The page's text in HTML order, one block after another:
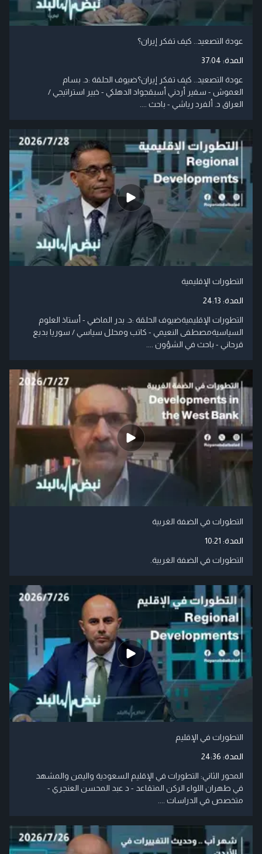
عودة التصعيد.. كيف تفكر إيران؟
المدة: 37:04
عودة التصعيد.. كيف تفكر إيران؟ضيوف الحلقة :د. بسام
العموش - سفير أردني أسبقجواد الدهلكي - خبير استراتيجي /
العراق د. ألفرد رياشي - باحث ....
التطورات الإقليمية
المدة: 24:13
التطورات الإقليميةضيوف الحلقة :د. بدر الماضي - أستاذ العلوم
السياسيةمصطفى النعيمي - كاتب ومحلل سياسي / سوريا بديع
قرحاني - باحث في الشؤون ....
التطورات في الضفة الغربية
المدة: 10:21
التطورات في الضفة الغربية.
التطورات في الإقليم
المدة: 24:36
المحور الثاني: التطورات في الإقليم السعودية واليمن والمشهد
في طهران اللواء الركن المتقاعد - د عبد المحسن العنجري -
متخصص في الدراسات ....